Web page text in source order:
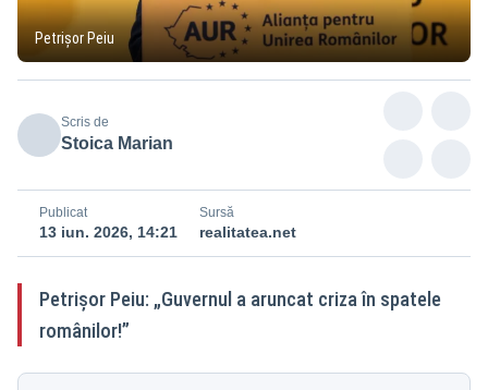
Petrișor Peiu
Scris de
Stoica Marian
Publicat
13 iun. 2026, 14:21
Sursă
realitatea.net
Petrișor Peiu: „Guvernul a aruncat criza în spatele
românilor!”